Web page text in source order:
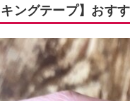
ングテープ】おす